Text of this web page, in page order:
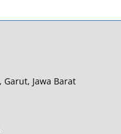
Garut, Jawa Barat